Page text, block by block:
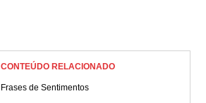
CONTEÚDO RELACIONADO
Frases de Sentimentos